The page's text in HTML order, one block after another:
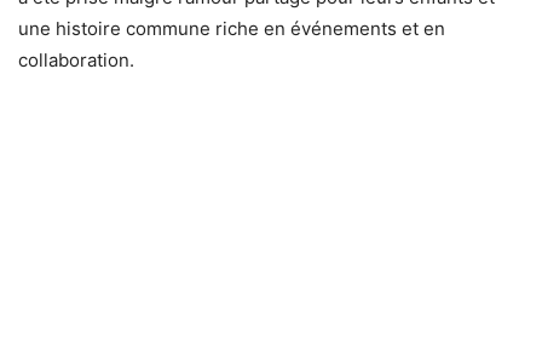
une histoire commune riche en événements et en
collaboration.